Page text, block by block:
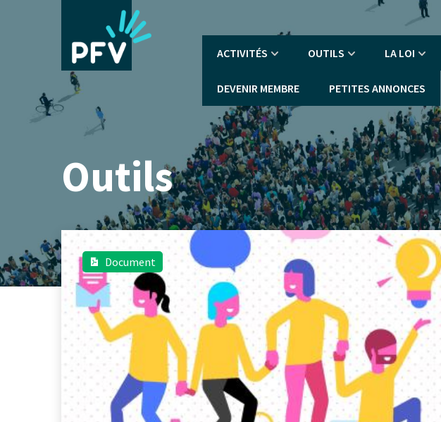
Navigation
ACTIVITÉS OUTILS LA LOI
DEVENIR MEMBRE PETITES ANNONCES
Outils
Document